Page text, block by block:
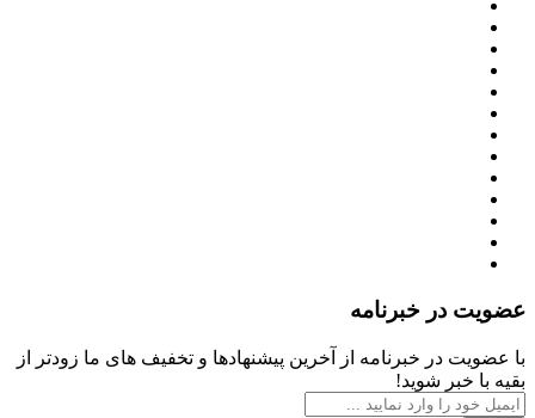
عضویت در خبرنامه
با عضویت در خبرنامه از آخرین پیشنهادها و تخفیف های ما زودتر از
بقیه با خبر شوید!